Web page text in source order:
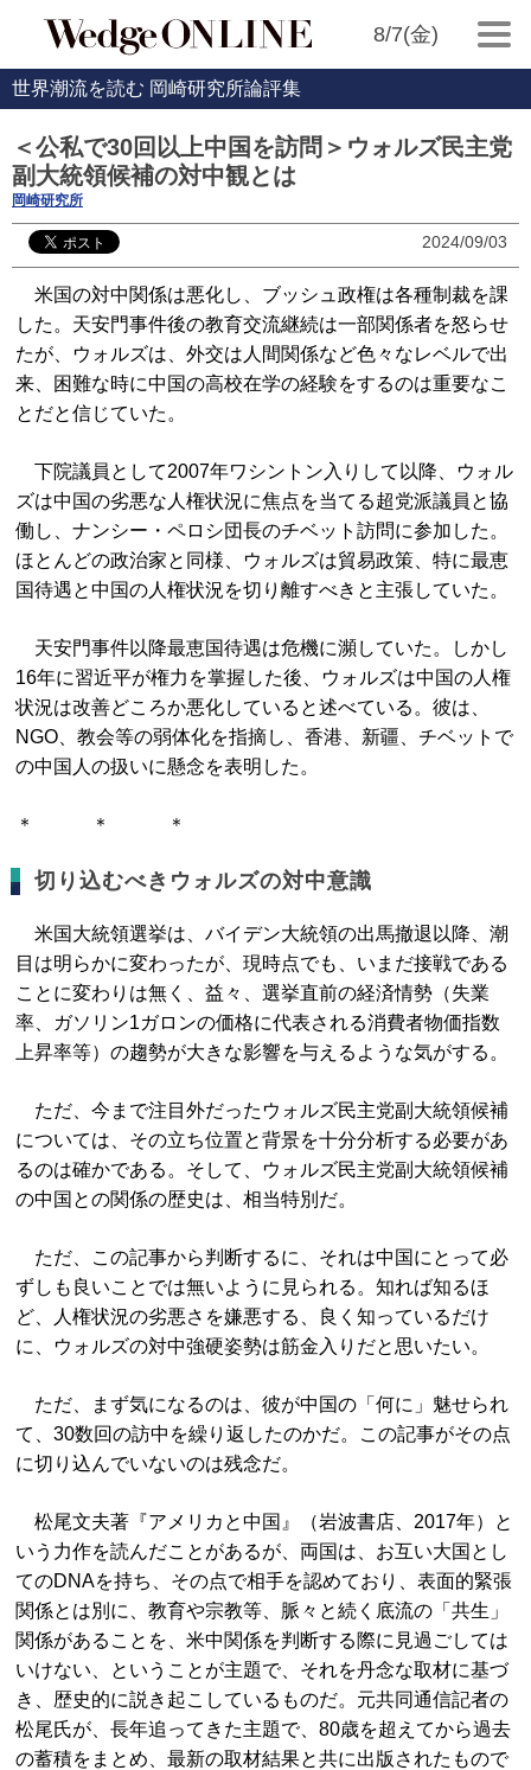
8/7(金)
世界潮流を読む 岡崎研究所論評集
＜公私で30回以上中国を訪問＞ウォルズ民主党
副大統領候補の対中観とは
岡崎研究所
2024/09/03
米国の対中関係は悪化し、ブッシュ政権は各種制裁を課
した。天安門事件後の教育交流継続は一部関係者を怒らせ
たが、ウォルズは、外交は人間関係など色々なレベルで出
来、困難な時に中国の高校在学の経験をするのは重要なこ
とだと信じていた。
下院議員として2007年ワシントン入りして以降、ウォル
ズは中国の劣悪な人権状況に焦点を当てる超党派議員と協
働し、ナンシー・ペロシ団長のチベット訪問に参加した。
ほとんどの政治家と同様、ウォルズは貿易政策、特に最恵
国待遇と中国の人権状況を切り離すべきと主張していた。
天安門事件以降最恵国待遇は危機に瀕していた。しかし
16年に習近平が権力を掌握した後、ウォルズは中国の人権
状況は改善どころか悪化していると述べている。彼は、
NGO、教会等の弱体化を指摘し、香港、新疆、チベットで
の中国人の扱いに懸念を表明した。
＊ ＊ ＊
切り込むべきウォルズの対中意識
米国大統領選挙は、バイデン大統領の出馬撤退以降、潮
目は明らかに変わったが、現時点でも、いまだ接戦である
ことに変わりは無く、益々、選挙直前の経済情勢（失業
率、ガソリン1ガロンの価格に代表される消費者物価指数
上昇率等）の趨勢が大きな影響を与えるような気がする。
ただ、今まで注目外だったウォルズ民主党副大統領候補
については、その立ち位置と背景を十分分析する必要があ
るのは確かである。そして、ウォルズ民主党副大統領候補
の中国との関係の歴史は、相当特別だ。
ただ、この記事から判断するに、それは中国にとって必
ずしも良いことでは無いように見られる。知れば知るほ
ど、人権状況の劣悪さを嫌悪する、良く知っているだけ
に、ウォルズの対中強硬姿勢は筋金入りだと思いたい。
ただ、まず気になるのは、彼が中国の「何に」魅せられ
て、30数回の訪中を繰り返したのかだ。この記事がその点
に切り込んでいないのは残念だ。
松尾文夫著『アメリカと中国』（岩波書店、2017年）と
いう力作を読んだことがあるが、両国は、お互い大国とし
てのDNAを持ち、その点で相手を認めており、表面的緊張
関係とは別に、教育や宗教等、脈々と続く底流の「共生」
関係があることを、米中関係を判断する際に見過ごしては
いけない、ということが主題で、それを丹念な取材に基づ
き、歴史的に説き起こしているものだ。元共同通信記者の
松尾氏が、長年追ってきた主題で、80歳を超えてから過去
の蓄積をまとめ、最新の取材結果と共に出版されたもので